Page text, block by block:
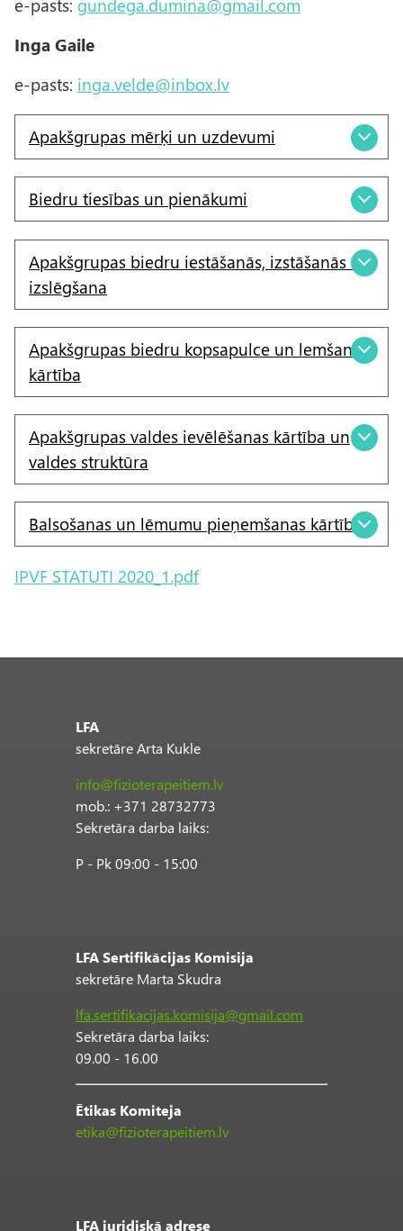
e-pasts: gundega.dumina@gmail.com
Inga Gaile
e-pasts: inga.velde@inbox.lv
Apakšgrupas mērķi un uzdevumi
Biedru tiesības un pienākumi
Apakšgrupas biedru iestāšanās, izstāšanās un
izslēgšana
Apakšgrupas biedru kopsapulce un lemšanas
kārtība
Apakšgrupas valdes ievēlēšanas kārtība un
valdes struktūra
Balsošanas un lēmumu pieņemšanas kārtība
D
u
IPVF STATUTI 2020_1.pdf
LFA
sekretāre Arta Kukle
info@fizioterapeitiem.lv
mob.: +371 28732773
Sekretāra darba laiks:
P - Pk 09:00 - 15:00
LFA Sertifikācijas Komisija
sekretāre Marta Skudra
lfa.sertifikacijas.komisija@gmail.com
Sekretāra darba laiks:
09.00 - 16.00
Ētikas Komiteja
etika@fizioterapeitiem.lv
LFA juridiskā adrese